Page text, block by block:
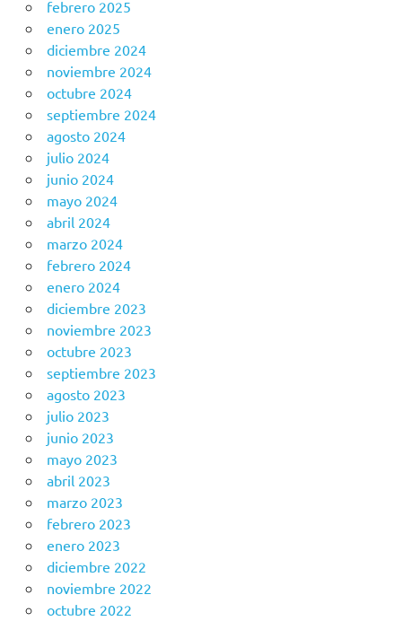
febrero 2025
enero 2025
diciembre 2024
noviembre 2024
octubre 2024
septiembre 2024
agosto 2024
julio 2024
junio 2024
mayo 2024
abril 2024
marzo 2024
febrero 2024
enero 2024
diciembre 2023
noviembre 2023
octubre 2023
septiembre 2023
agosto 2023
julio 2023
junio 2023
mayo 2023
abril 2023
marzo 2023
febrero 2023
enero 2023
diciembre 2022
noviembre 2022
octubre 2022